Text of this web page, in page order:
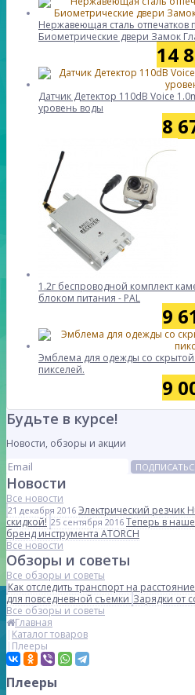
Нержавеющая сталь отпечатков
Биометрические двери Замок
14
Датчик Детектор 110dB Voice
уровень воды
8
1.2г беспроводной комплект
блоком питания - PAL
9
Эмблема для одежды со
пикселей.
9
Будьте в курсе!
Новости, обзоры и акции
Новости
Все новости
21 декабря 2016 Электрический резчик
скидкой! 25 сентября 2016 Теперь в
бренд инструмента ATORCH
Все новости
Обзоры и советы
Все обзоры и советы
Как отследить транспорт на
для повседневной съемкиЗарядки от
Все обзоры и советы
Главная
Каталог товаров
Плееры
Плееры